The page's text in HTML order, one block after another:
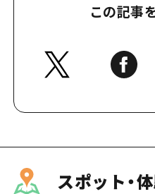
この記事
スポット・